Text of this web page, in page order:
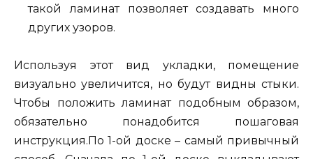
такой ламинат позволяет создавать много
других узоров.
Используя этот вид укладки, помещение
визуально увеличится, но будут видны стыки.
Чтобы положить ламинат подобным образом,
обязательно понадобится пошаговая
инструкция.По 1-ой доске – самый привычный